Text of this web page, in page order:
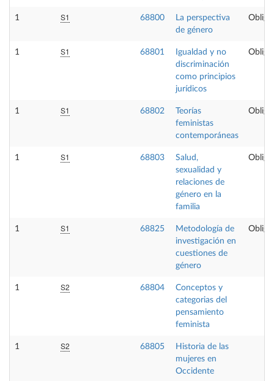
1 S1 68800
La perspectiva
de género
1 S1 68801
Igualdad y no
discriminación
como principios
jurídicos
1 S1 68802
Teorías
feministas
contemporáneas
1 S1 68803
Salud,
sexualidad y
relaciones de
género en la
familia
1 S1 68825
Metodología de
investigación en
cuestiones de
género
1 S2 68804
Conceptos y
categorias del
pensamiento
feminista
1 S2 68805
Historia de las
mujeres en
Occidente